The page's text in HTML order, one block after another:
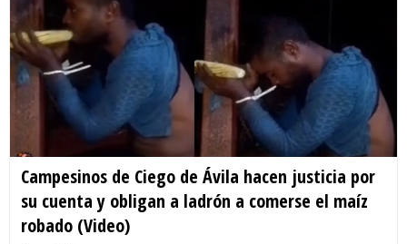
Campesinos de Ciego de Ávila hacen justicia por
su cuenta y obligan a ladrón a comerse el maíz
robado (Video)